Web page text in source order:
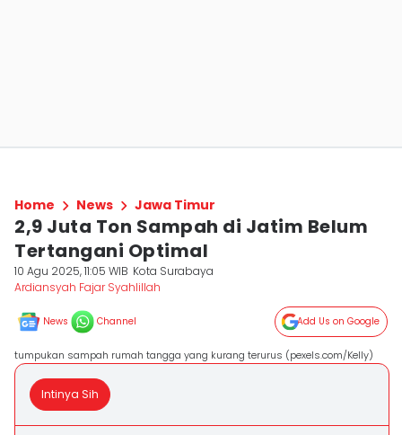
Home News Jawa Timur
2,9 Juta Ton Sampah di Jatim Belum
Tertangani Optimal
10 Agu 2025, 11:05 WIB Kota Surabaya
Ardiansyah Fajar Syahlillah
News Channel Add Us on Google
tumpukan sampah rumah tangga yang kurang terurus (pexels.com/Kelly)
Intinya Sih